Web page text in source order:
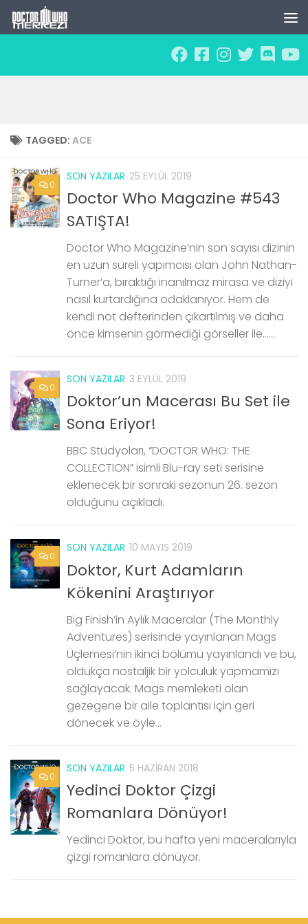
Skip to content
TAGGED: ACE
0
SON YAZILAR 25 EYLÜL 2019
Doctor Who Magazine #543
SATIŞTA!
Doctor Who Magazine’nin son sayısı dizinin
en uzun süreli yapımcısı olan John Nathan-
Turner’a, bıraktığı inanılmaz mirasa ve diziyi
nasıl kurtardığına odaklanıyor. Hem de
kendi not defterinden çıkartılmış ve daha
önce kimsenin görmediği görseller ile…...
0
SON YAZILAR 3 EYLÜL 2019
Doktor’un Macerası Bu Set ile
Sona Eriyor!
BBC Stüdyoları, “DOCTOR WHO: THE
COLLECTION” isimli Blu-ray seti serisine
eklenecek bir sonraki sezonun 26. sezon
olduğunu açıkladı.
0
SON YAZILAR 10 MAYIS 2019
Doktor, Kurt Adamların
Kökenini Araştırıyor
Big Finish’in Aylık Maceralar (The Monthly
Adventures) serisinde yayınlanan Mags
Üçlemesi’nin ikinci bölümü yayınlandı ve bu,
oldukça nostaljik bir yolculuk yapmamızı
sağlayacak. Mags memleketi olan
gezegene bir aile toplantısı için geri
dönecek ve öyle...
0
SON YAZILAR 5 HAZIRAN 2018
Yedinci Doktor Çizgi
Romanlara Dönüyor!
Yedinci Doktor, bu hafta yeni maceralarıyla
çizgi romanlara dönüyor.